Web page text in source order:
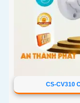
CS-CV310